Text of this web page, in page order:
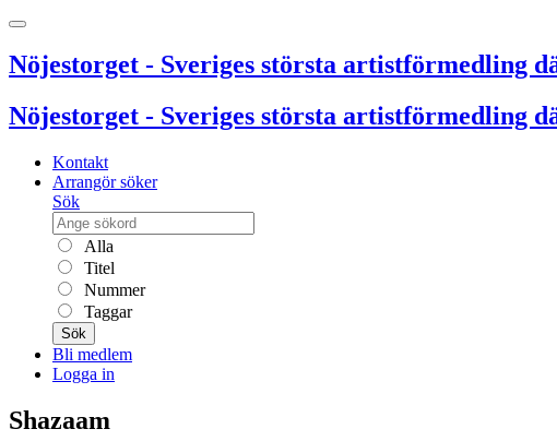
Nöjestorget - Sveriges största artistförmedling
Nöjestorget - Sveriges största artistförmedling
Kontakt
Arrangör söker
Sök
Alla
Titel
Nummer
Taggar
Sök
Bli medlem
Logga in
Shazaam